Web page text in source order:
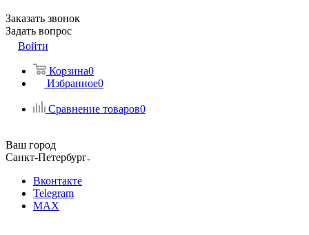
Заказать звонок
Задать вопрос
Войти
Корзина0
Избранное0
Сравнение товаров0
Ваш город
Санкт-Петербург
Вконтакте
Telegram
MAX